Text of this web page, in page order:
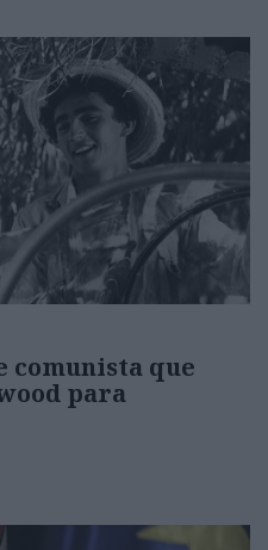
comunista que
para